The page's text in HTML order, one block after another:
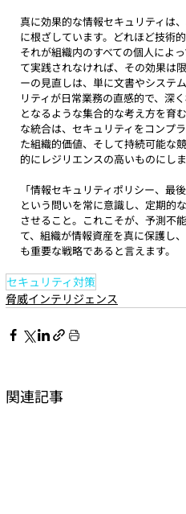
真に効果的な情報セキュリティは
に根ざしています。どれほど技術
それが組織内のすべての個人によ
て実践されなければ、その効果は
ーの見直しは、単に文書やシステ
リティが日常業務の直感的で、深
となるような集合的な考え方を育
な統合は、セキュリティをコンプ
た組織的価値、そして持続可能な
的にレジリエンスの高いものにしま
「情報セキュリティポリシー、最
という問いを常に意識し、定期的
させること。これこそが、予測不
て、組織が情報資産を真に保護し
も重要な戦略であると言えます。
セキュリティ対策
脅威インテリジェンス
関連記事